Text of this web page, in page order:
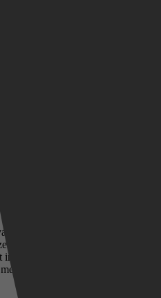
aankondigt.
waarheid achter de vete
in de steek gelaten te
prijs op Badnaams hoofd en
bloedbad en zijn ware aard.
haar verleden. Sanober geeft
Nihal en hun hechte band,
jegens de politie
Gurbani informatie te
opwinding van het filmen van
'de fam' komt onder het duistere
te staan.
Badnaam een ​​legende. De
alles op alles om het drugslab te
innerlijke conflicten
de duivel uit zijn verleden.